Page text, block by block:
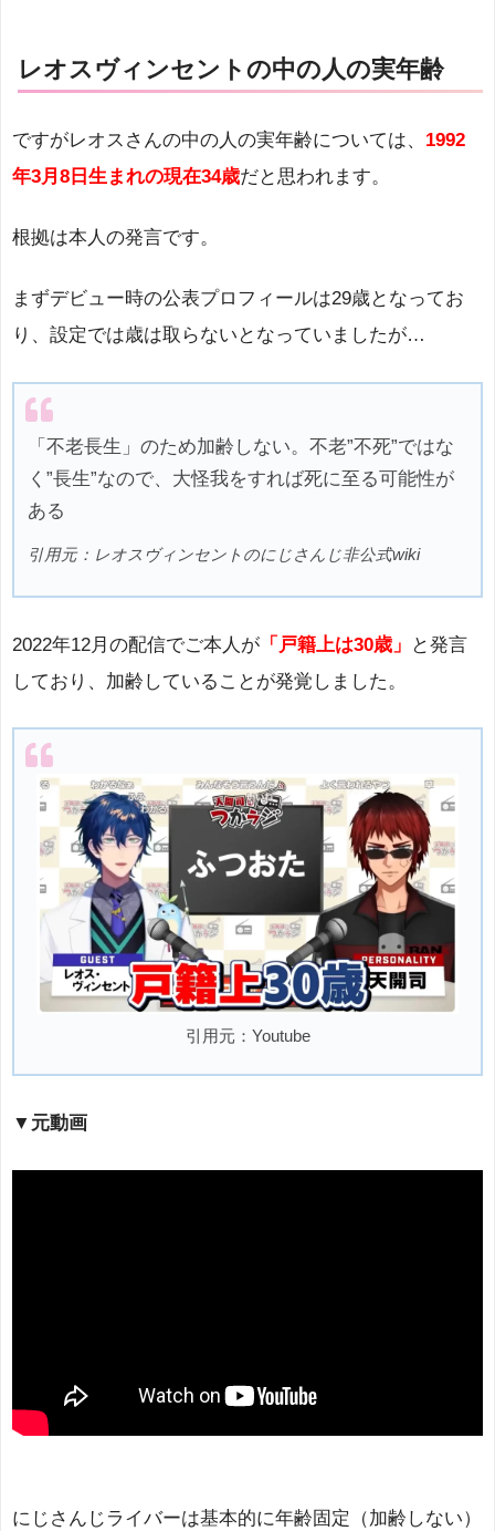
レオスヴィンセントの中の人の実年齢
ですがレオスさんの中の人の実年齢については、 1992
年3月8日生まれの現在34歳だと思われます。
根拠は本人の発言です。
まずデビュー時の公表プロフィールは29歳となってお
り、設定では歳は取らないとなっていましたが…
「不老長生」のため加齢しない。不老”不死”ではな
く”長生”なので、大怪我をすれば死に至る可能性が
ある
引用元：レオスヴィンセントのにじさんじ非公式wiki
2022年12月の配信でご本人が 「戸籍上は30歳」
と発言
しており、加齢していることが発覚しました。
引用元：Youtube
▼元動画
にじさんじライバーは基本的に年齢固定（加齢しない）